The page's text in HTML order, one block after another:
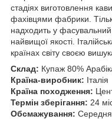
стадіях виготовлення
фахівцями фабрики.
надходить у фасувальний
найвищої якості.
країнах світу своєю
Склад: Купаж 80%
Країна-виробник: Італія
Країна походження:
Термін зберігання: 24
Обсмажування: Середня